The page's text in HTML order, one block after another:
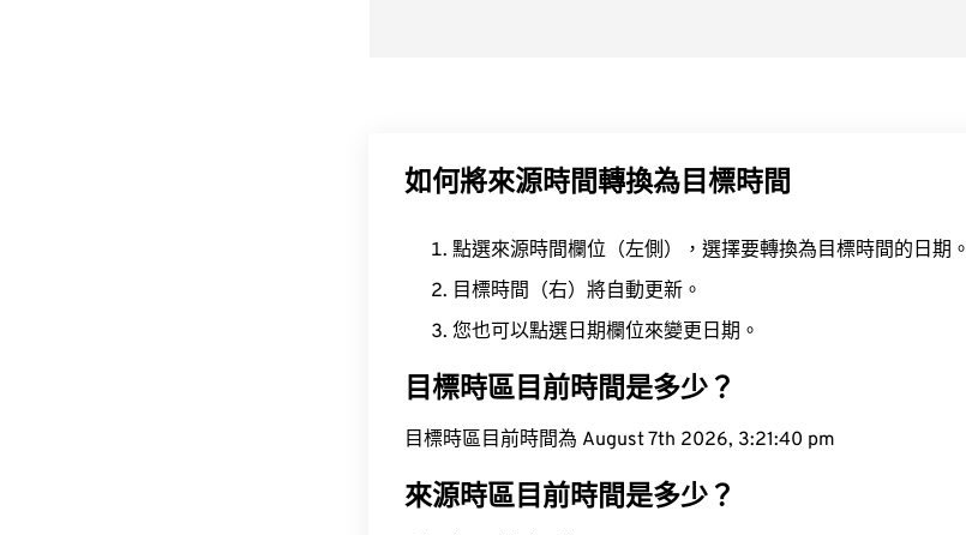
如何將來源時間轉換為目標時間
點選來源時間欄位（左側），選擇要轉換為目標時間的日期。
目標時間（右）將自動更新。
您也可以點選日期欄位來變更日期。
目標時區目前時間是多少？
目標時區目前時間為 August 7th 2026, 3:21:41 pm
來源時區目前時間是多少？